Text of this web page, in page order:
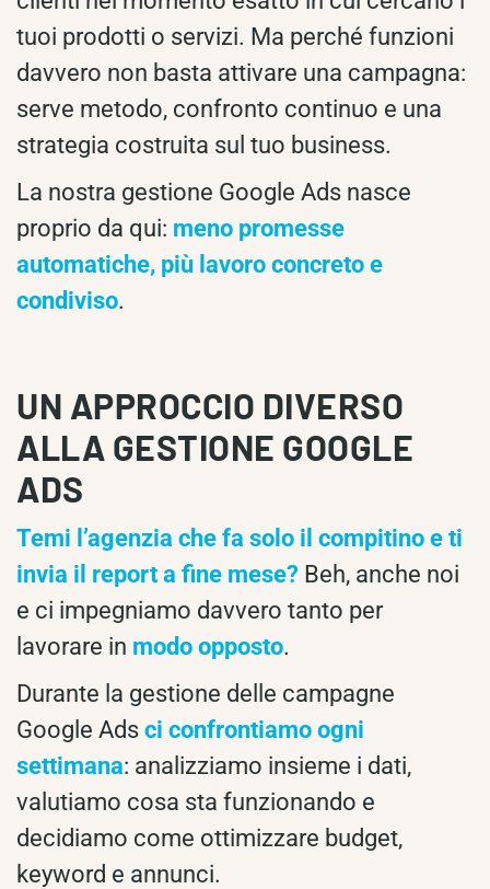
tuoi prodotti o servizi. Ma perché funzioni
davvero non basta attivare una campagna:
serve metodo, confronto continuo e una
strategia costruita sul tuo business.
La nostra gestione Google Ads nasce
proprio da qui: meno promesse
automatiche, più lavoro concreto e
condiviso.
UN APPROCCIO DIVERSO
ALLA GESTIONE GOOGLE
ADS
Temi l’agenzia che fa solo il compitino e ti
invia il report a fine mese? Beh, anche noi
e ci impegniamo davvero tanto per
lavorare in modo opposto.
Durante la gestione delle campagne
Google Ads ci confrontiamo ogni
settimana: analizziamo insieme i dati,
valutiamo cosa sta funzionando e
decidiamo come ottimizzare budget,
keyword e annunci.